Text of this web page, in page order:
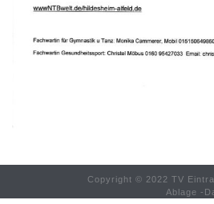
Copyright © 2022 TV
Ablage -